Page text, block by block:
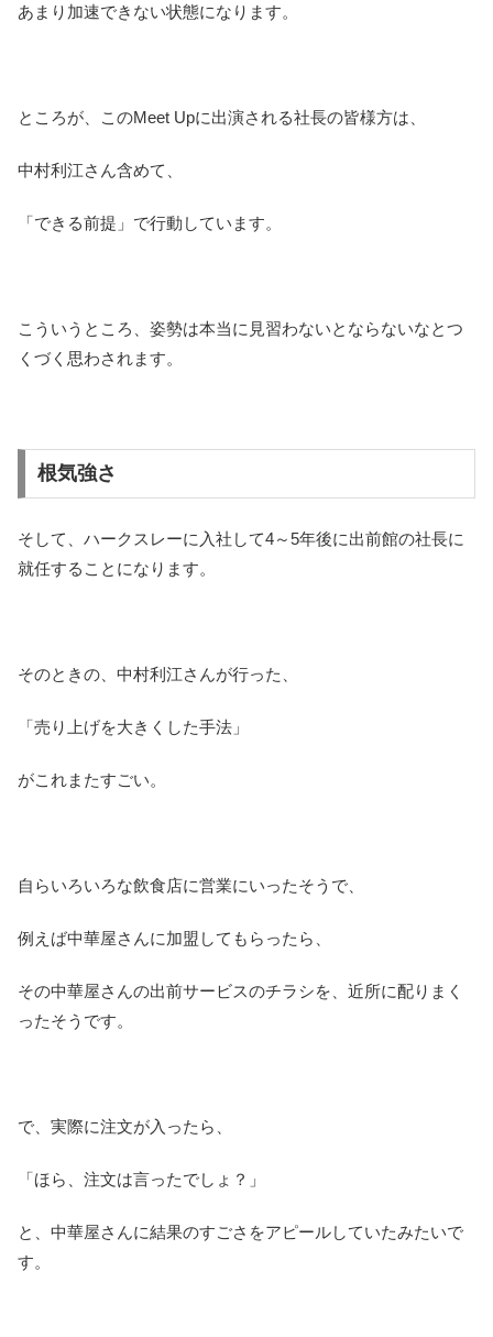
あまり加速できない状態になります。
ところが、このMeet Upに出演される社長の皆様方は、
中村利江さん含めて、
「できる前提」で行動しています。
こういうところ、姿勢は本当に見習わないとならないなとつ
くづく思わされます。
根気強さ
そして、ハークスレーに入社して4～5年後に出前館の社長に
就任することになります。
そのときの、中村利江さんが行った、
「売り上げを大きくした手法」
がこれまたすごい。
自らいろいろな飲食店に営業にいったそうで、
例えば中華屋さんに加盟してもらったら、
その中華屋さんの出前サービスのチラシを、近所に配りまく
ったそうです。
で、実際に注文が入ったら、
「ほら、注文は言ったでしょ？」
と、中華屋さんに結果のすごさをアピールしていたみたいで
す。